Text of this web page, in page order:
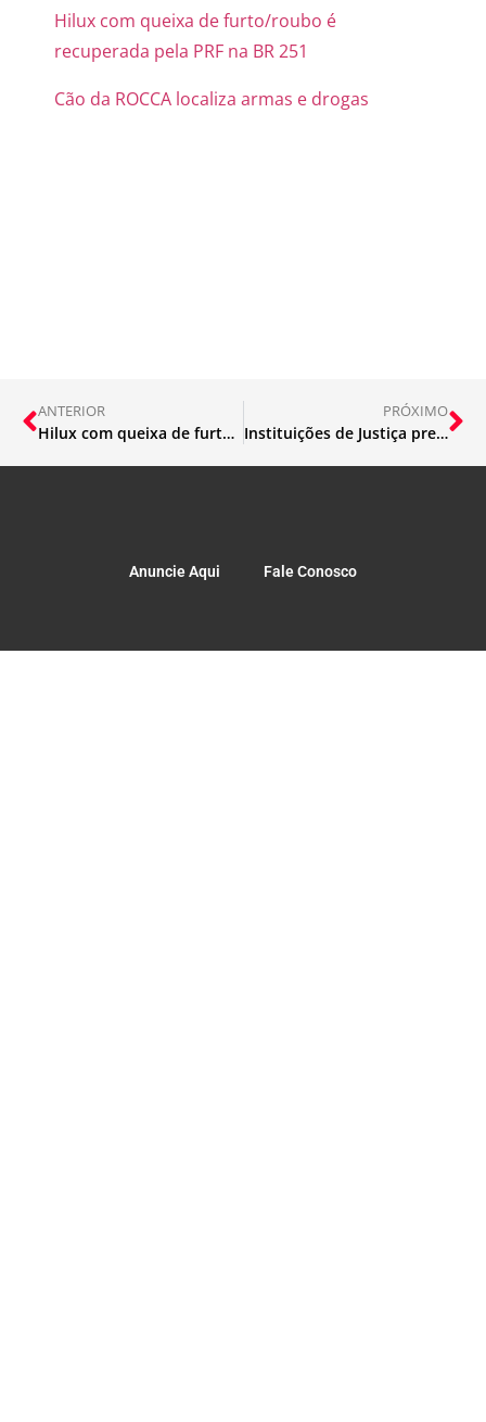
Hilux com queixa de furto/roubo é
recuperada pela PRF na BR 251
Cão da ROCCA localiza armas e drogas
ANTERIOR
Hilux com queixa de furto/roubo é recuperada pela PRF na BR 251
PRÓXIMO
Instituições de Justiça pretendem levar Botão do Pânico a 100% das vítimas de violência doméstica protegidas por monitoramento
Anuncie Aqui Fale Conosco